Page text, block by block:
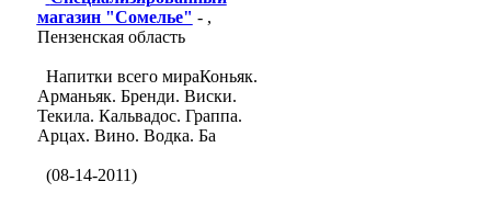
магазин "Сомелье" - ,
Пензенская область
Напитки всего мираКоньяк.
Арманьяк. Бренди. Виски.
Текила. Кальвадос. Граппа.
Арцах. Вино. Водка. Ба
(08-14-2011)